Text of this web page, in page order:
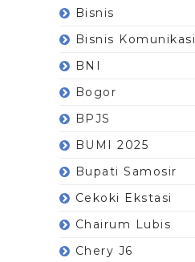
Bisnis
Bisnis Komunikasi
BNI
Bogor
BPJS
BUMI 2025
Bupati Samosir
Cekoki Ekstasi
Chairum Lubis
Chery J6